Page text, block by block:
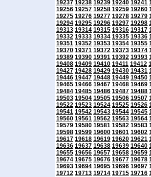
19237 19238 19239 19240 19241
19256 19257 19258 19259 19260
19275 19276 19277 19278 19279
19294 19295 19296 19297 19298
19313 19314 19315 19316 19317
19332 19333 19334 19335 19336
19351 19352 19353 19354 19355
19370 19371 19372 19373 19374
19389 19390 19391 19392 19393
19408 19409 19410 19411 19412
19427 19428 19429 19430 19431
19446 19447 19448 19449 19450
19465 19466 19467 19468 19469
19484 19485 19486 19487 19488
19503 19504 19505 19506 19507
19522 19523 19524 19525 19526
19541 19542 19543 19544 19545
19560 19561 19562 19563 19564
19579 19580 19581 19582 19583
19598 19599 19600 19601 19602
19617 19618 19619 19620 19621
19636 19637 19638 19639 19640
19655 19656 19657 19658 19659
19674 19675 19676 19677 19678
19693 19694 19695 19696 19697
19712 19713 19714 19715 19716